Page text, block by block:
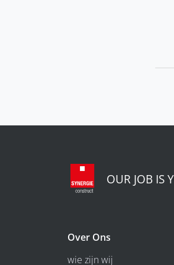
OUR JOB IS
Over Ons
wie zijn wij